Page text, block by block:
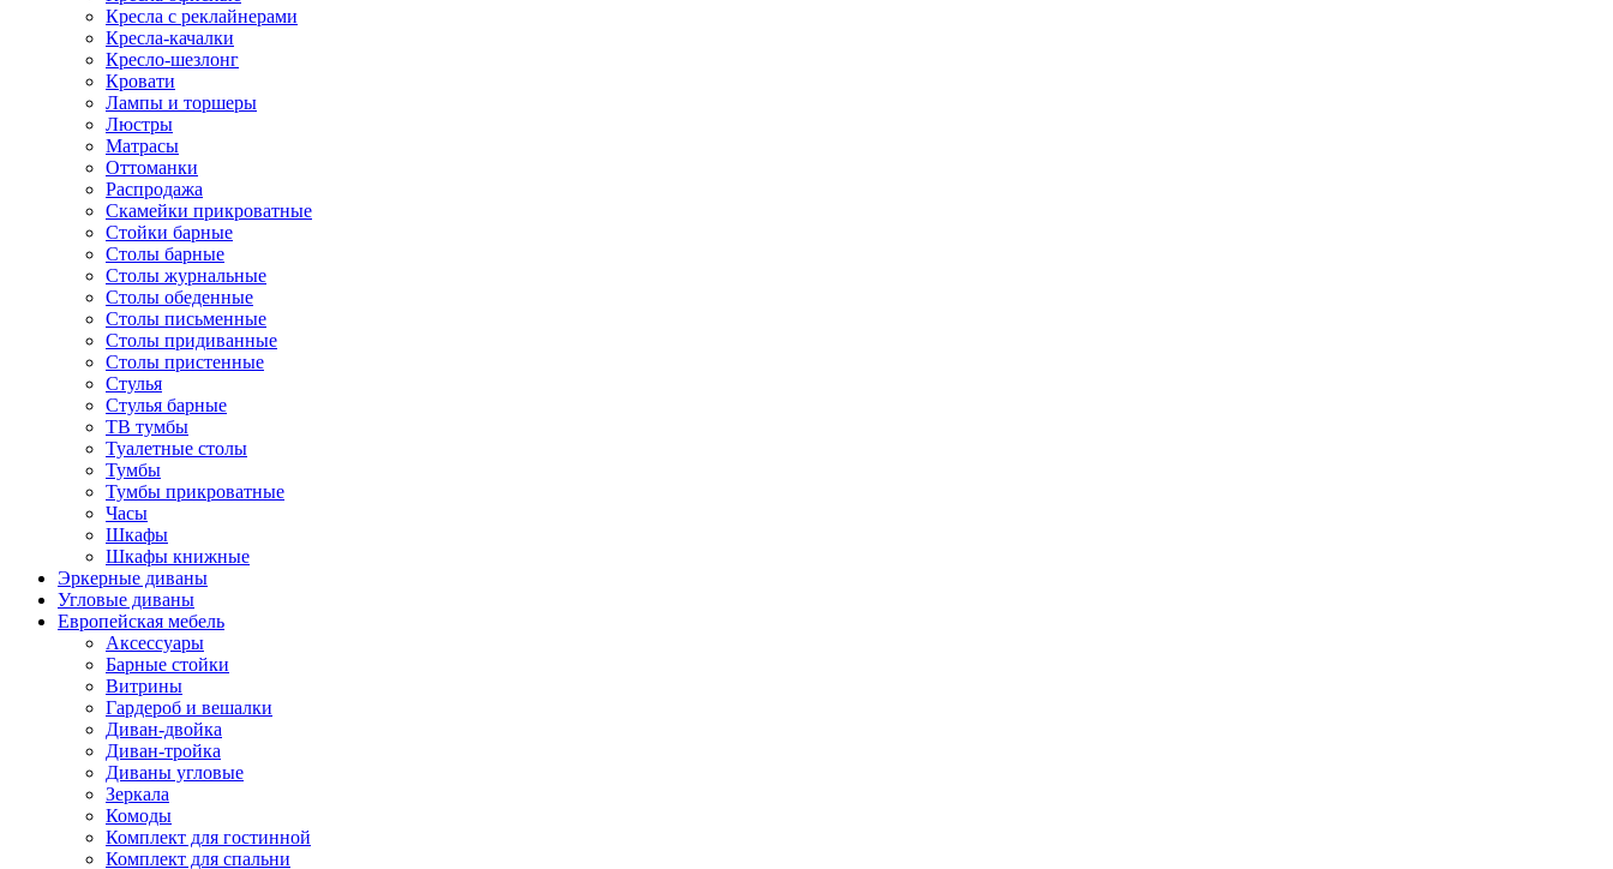
Кресла с реклайнерами
Кресла-качалки
Кресло-шезлонг
Кровати
Лампы и торшеры
Люстры
Матрасы
Оттоманки
Распродажа
Скамейки прикроватные
Стойки барные
Столы барные
Столы журнальные
Столы обеденные
Столы письменные
Столы придиванные
Столы пристенные
Стулья
Стулья барные
ТВ тумбы
Туалетные столы
Тумбы
Тумбы прикроватные
Часы
Шкафы
Шкафы книжные
Эркерные диваны
Угловые диваны
Европейская мебель
Аксессуары
Барные стойки
Витрины
Гардероб и вешалки
Диван-двойка
Диван-тройка
Диваны угловые
Зеркала
Комоды
Комплект для гостинной
Комплект для спальни